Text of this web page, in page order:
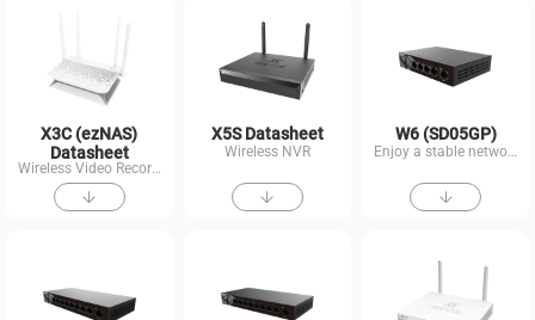
X3C (ezNAS)
Datasheet
Wireless Video Recorder
X5S Datasheet
Wireless NVR
W6 (SD05GP)
Enjoy a stable network.